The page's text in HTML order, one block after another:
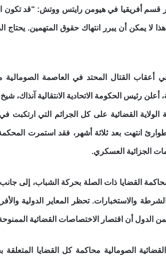
قسم أفريقيا في هيومن رايتس ووتش: “قد
لا يمكن أن يبرر انتهاك حقوق المتهمين.
آب 2011، وفي أعقاب القتال المحتد في العاصمة
أعلن رئيس الحكومة الاتحادية الانتقالية
الولاية القضائية على كل الجرائم التي
انتهت بعد ثلاثة أشهر، فقد استمرت
الجزائية العسكري.
القضايا ذات الصلة بحركة الشباب، إلى
والاستخبارات. تحظر المعاير الدولية
الدول أن اقتصار الاختصاصات القضائية
الصومالية محاكمة كل القضايا